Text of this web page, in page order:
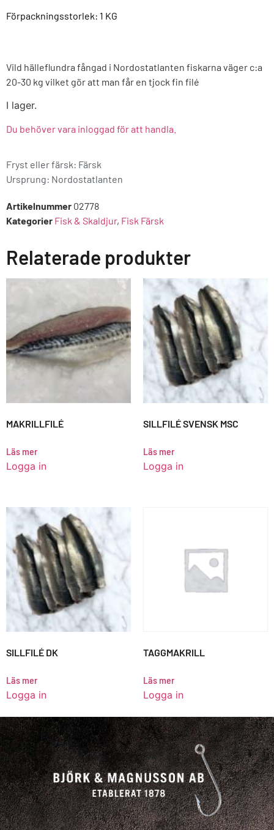
Förpackningsstorlek: 1 KG
Vild hälleflundra fångad i Nordostatlanten fiskarna väger c:a
20-30 kg vilket gör att man får en tjock fin filé
I lager.
Du behöver vara inloggad för att handla.
Fryst eller färsk: Färsk
Ursprung: Nordostatlanten
Artikelnummer 02778
Kategorier Fisk & Skaldjur, Fisk Färsk
Relaterade produkter
MAKRILLFILÉ
Läs mer
Logga in
SILLFILÉ SVENSK MSC
Läs mer
Logga in
SILLFILÉ DK
Läs mer
Logga in
TAGGMAKRILL
Läs mer
Logga in